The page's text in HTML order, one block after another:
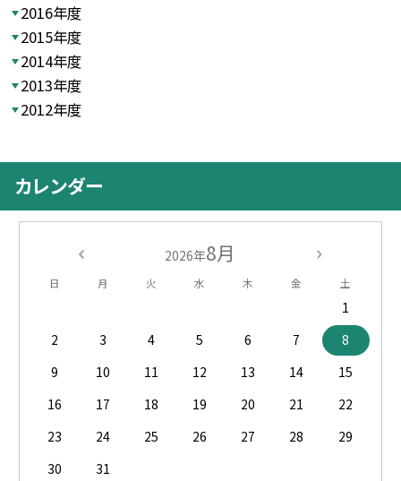
2016年度
2015年度
2014年度
2013年度
2012年度
カレンダー
2026年8月
日 月 火 水 木 金 土
1
2
3 4 5 6 7
8
9
10 11 12 13 14
15
16
17 18 19 20 21
22
23
24 25 26 27 28
29
30
31